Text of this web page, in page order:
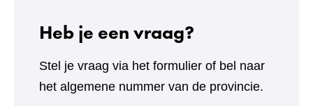
Heb je een vraag?
Stel je vraag via het formulier of bel naar
het algemene nummer van de provincie.